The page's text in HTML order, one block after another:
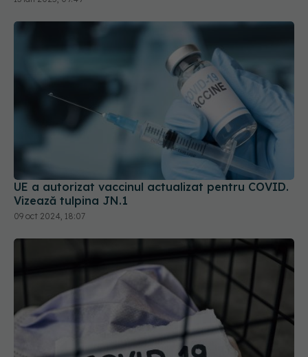
UE a autorizat vaccinul actualizat pentru COVID.
Vizează tulpina JN.1
09 oct 2024, 18:07